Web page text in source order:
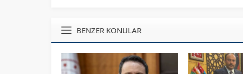
BENZER KONULAR